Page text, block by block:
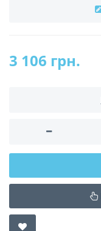
3 106 грн.